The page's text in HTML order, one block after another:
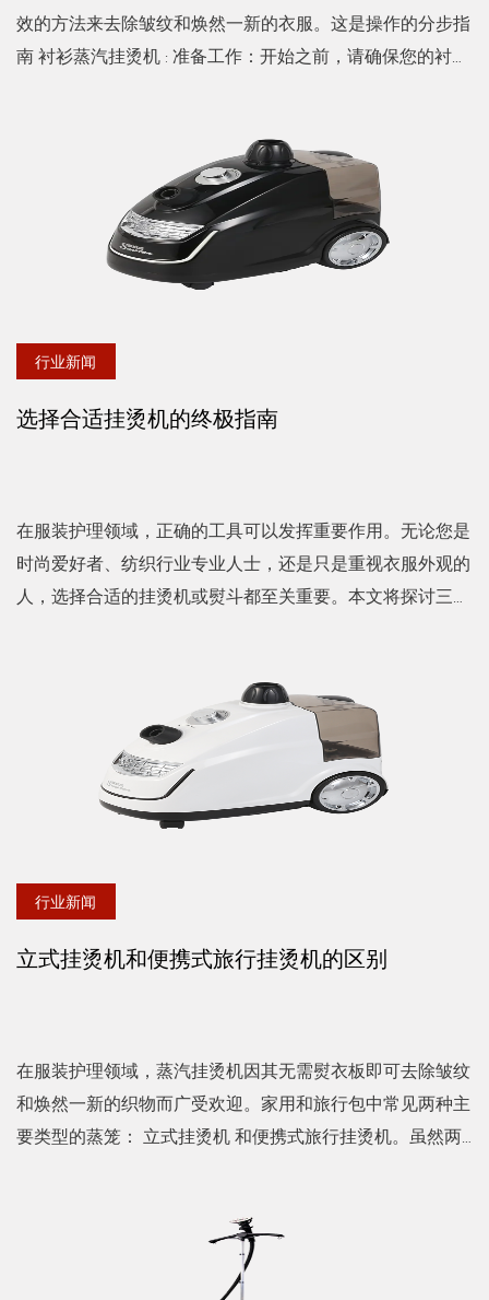
效的方法来去除皱纹和焕然一新的衣服。这是操作的分步指
南 衬衫蒸汽挂烫机 : 准备工作：开始之前，请确保您的衬衫
行业新闻
选择合适挂烫机的终极指南
在服装护理领域，正确的工具可以发挥重要作用。无论您是
时尚爱好者、纺织行业专业人士，还是只是重视衣服外观的
人，选择合适的挂烫机或熨斗都至关重要。本文将探讨三种
行业新闻
立式挂烫机和便携式旅行挂烫机的区别
在服装护理领域，蒸汽挂烫机因其无需熨衣板即可去除皱纹
和焕然一新的织物而广受欢迎。家用和旅行包中常见两种主
要类型的蒸笼： 立式挂烫机 和便携式旅行挂烫机。虽然两